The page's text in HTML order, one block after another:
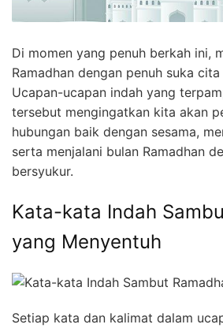
Di momen yang penuh berkah ini,
Ramadhan dengan penuh suka
Ucapan-ucapan indah yang
tersebut mengingatkan kita akan
hubungan baik dengan sesama,
serta menjalani bulan Ramadhan
bersyukur.
Kata-kata Indah
yang Menyentuh
Setiap kata dan kalimat dalam